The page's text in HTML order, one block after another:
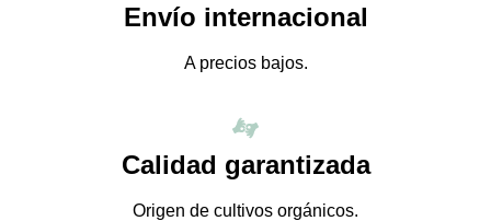
Envío internacional
A precios bajos.
Calidad garantizada
Origen de cultivos orgánicos.